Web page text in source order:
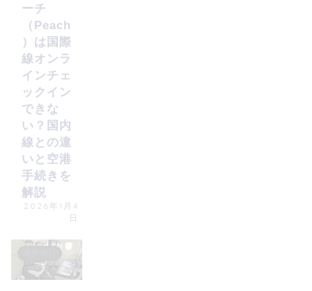
ーチ
（Peach
）は国際
線オンラ
インチェ
ックイン
できな
い？国内
線との違
いと空港
手続きを
解説
2026年1月4
日